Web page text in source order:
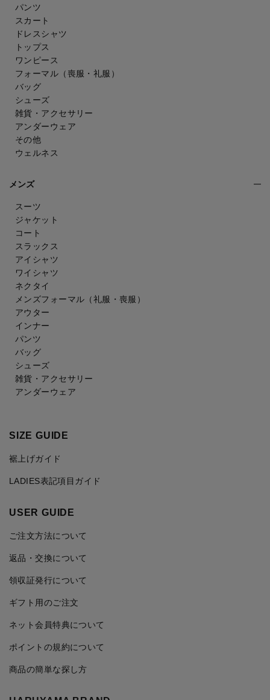
パンツ
スカート
ドレスシャツ
トップス
ワンピース
フォーマル（喪服・礼服）
バッグ
シューズ
雑貨・アクセサリー
アンダーウェア
その他
ウェルネス
メンズ
スーツ
ジャケット
コート
スラックス
アイシャツ
ワイシャツ
ネクタイ
メンズフォーマル （礼服・喪服）
アウター
インナー
パンツ
バッグ
シューズ
雑貨・アクセサリー
アンダーウェア
SIZE GUIDE
裾上げガイド
LADIES表記項目ガイド
USER GUIDE
ご注文方法について
返品・交換について
領収証発行について
ギフト用のご注文
ネット会員特典について
ポイントの規約について
商品の簡単な探し方